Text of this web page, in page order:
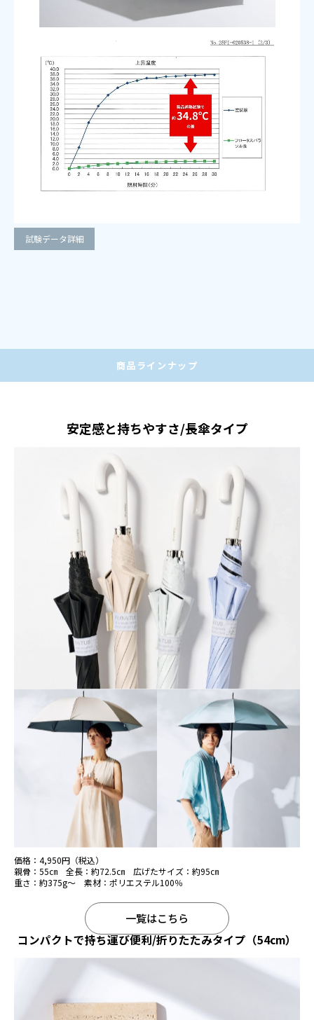
試験データ詳細
商品 ラインナップ
安定感と持ちやすさ/長傘タイプ
価格：4,950円（税込）
親骨：55㎝ 全長：約72.5㎝ 広げたサイズ：約95㎝
重さ：約375g～ 素材：ポリエステル100％
一覧はこちら
コンパクトで持ち運び便利/折りたたみタイプ（54cm）